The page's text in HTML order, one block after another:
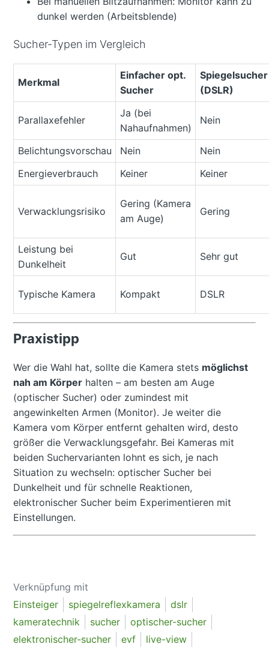
dunkel werden (Arbeitsblende)
Sucher-Typen im Vergleich
Merkmal
Einfacher opt.
Sucher
Spiegelsucher
(DSLR)
Parallaxefehler
Ja (bei
Nahaufnahmen)
Nein
Belichtungsvorschau Nein
Nein
Energieverbrauch
Keiner Keiner
Verwacklungsrisiko
Gering (Kamera
am Auge)
Gering
Leistung bei
Dunkelheit
Gut Sehr gut
Typische Kamera Kompakt DSLR
Praxistipp
Wer die Wahl hat, sollte die Kamera stets möglichst
nah am Körper halten – am besten am Auge
(optischer Sucher) oder zumindest mit
angewinkelten Armen (Monitor). Je weiter die
Kamera vom Körper entfernt gehalten wird, desto
größer die Verwacklungsgefahr. Bei Kameras mit
beiden Suchervarianten lohnt es sich, je nach
Situation zu wechseln: optischer Sucher bei
Dunkelheit und für schnelle Reaktionen,
elektronischer Sucher beim Experimentieren mit
Einstellungen.
Verknüpfung mit
Einsteiger
spiegelreflexkamera
dslr
kameratechnik
sucher
optischer-sucher
elektronischer-sucher
evf
live-view